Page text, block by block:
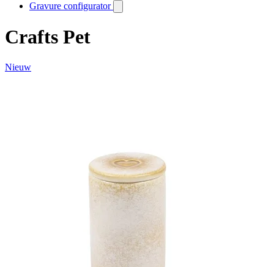
Gravure configurator
Crafts Pet
Nieuw